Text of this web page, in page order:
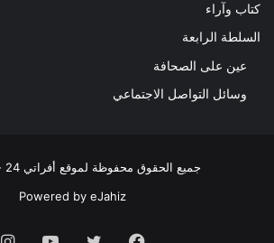
كتاب وآراء
السلطة الرابعة
عين على الصحافة
وسائل التواصل الاجتماعي
جميع الحقوق محفوظة لموقع أفراتي 24 - 2026 Ⓒ
Powered by eJahiz